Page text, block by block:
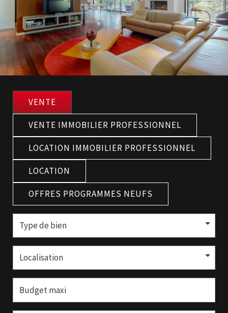
VENTE
VENTE IMMOBILIER PROFESSIONNEL
LOCATION IMMOBILIER PROFESSIONNEL
LOCATION
OFFRES PROGRAMMES NEUFS
Type de bien
Localisation